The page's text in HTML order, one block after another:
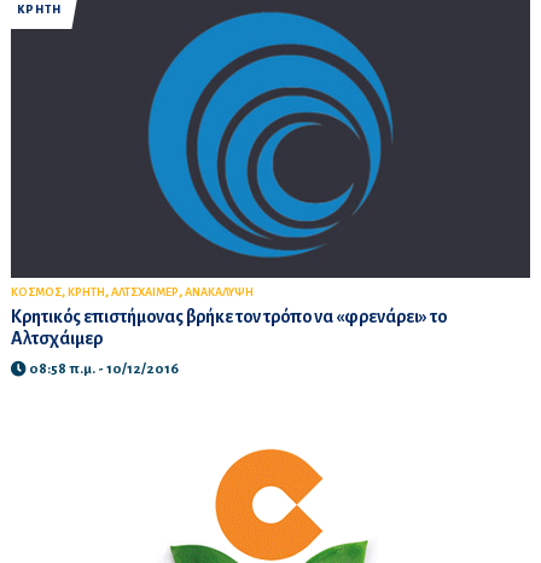
ΚΡΗΤΗ
ΚΟΣΜΟΣ, ΚΡΗΤΗ , ΑΛΤΣΧΑΙΜΕΡ, ΑΝΑΚΑΛΥΨΗ
Κρητικός επιστήμονας βρήκε τον τρόπο να «φρενάρει» το
Αλτσχάιμερ
08:58 π.μ. - 10/12/2016